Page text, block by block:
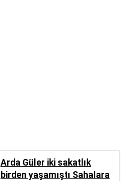
Arda Güler iki sakatlık
birden yaşamıştı Sahalara